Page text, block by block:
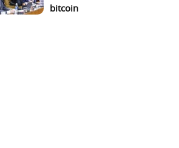
bitcoin